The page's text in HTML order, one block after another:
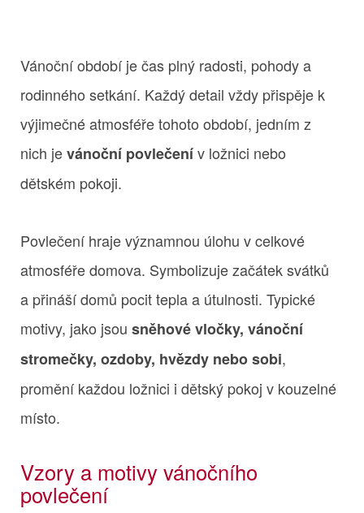
Vánoční období je čas plný radosti, pohody a
rodinného setkání. Každý detail vždy přispěje k
výjimečné atmosféře tohoto období, jedním z
nich jevánoční povlečenív ložnici nebo
dětském pokoji.
Povlečení hraje významnou úlohu v celkové
atmosféře domova. Symbolizuje začátek svátků
a přináší domů pocit tepla a útulnosti. Typické
motivy, jako jsou sněhové vločky, vánoční
stromečky, ozdoby, hvězdy nebo sobi,
promění každou ložnici i dětský pokoj v kouzelné
místo.
Vzory a motivy vánočního
povlečení